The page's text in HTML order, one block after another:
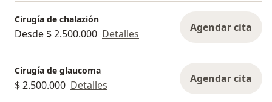
Cirugía de chalazión
Desde $ 2.500.000 Detalles Agendar cita
Cirugía de glaucoma
$ 2.500.000 Detalles Agendar cita